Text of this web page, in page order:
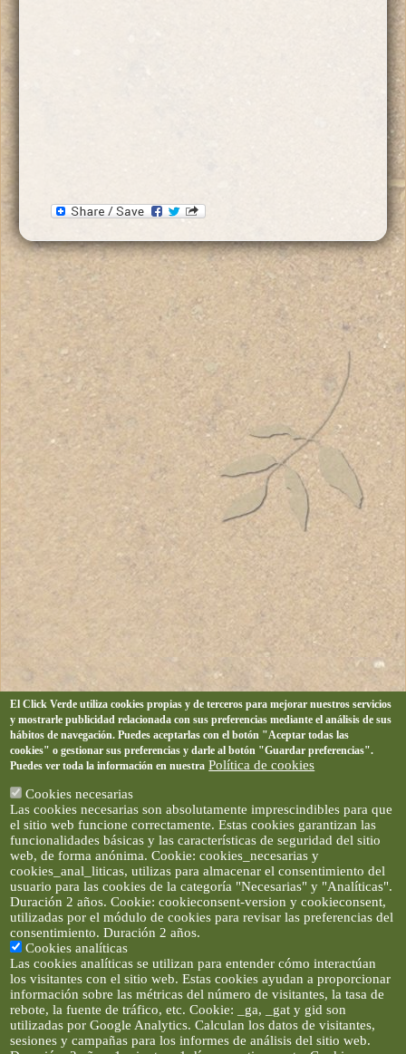
El Click Verde utiliza cookies propias y de terceros para mejorar nuestros servicios
y mostrarle publicidad relacionada con sus preferencias mediante el análisis de sus
hábitos de navegación. Puedes aceptarlas con el botón "Aceptar todas las
cookies" o gestionar sus preferencias y darle al botón "Guardar preferencias".
Puedes ver toda la información en nuestra Política de cookies
Cookies necesarias
Las cookies necesarias son absolutamente imprescindibles para que
el sitio web funcione correctamente. Estas cookies garantizan las
funcionalidades básicas y las características de seguridad del sitio
web, de forma anónima. Cookie: cookies_necesarias y
cookies_anal_liticas, utilizas para almacenar el consentimiento del
usuario para las cookies de la categoría "Necesarias" y "Analíticas".
Duración 2 años. Cookie: cookieconsent-version y cookieconsent,
utilizadas por el módulo de cookies para revisar las preferencias del
consentimiento. Duración 2 años.
Cookies analíticas
Las cookies analíticas se utilizan para entender cómo interactúan
los visitantes con el sitio web. Estas cookies ayudan a proporcionar
información sobre las métricas del número de visitantes, la tasa de
rebote, la fuente de tráfico, etc. Cookie: _ga, _gat y gid son
utilizadas por Google Analytics. Calculan los datos de visitantes,
sesiones y campañas para los informes de análisis del sitio web.